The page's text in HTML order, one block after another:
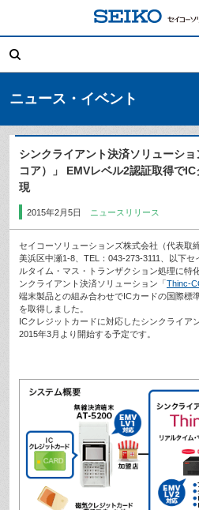
索:
ニュース・イベント
シンクライアント決済ソリューシ
コア）」 EMVレベル2認証取得で
現
2015年2月5日 ニュースリリース
セイコーソリューションズ株式会社（代表取
美浜区中瀬1-8、TEL：043-273-3111、以下
ルタイム・マス・トランザクション処理に特
ンクライアント決済ソリューション「Thinc-
端末製品との組み合わせでICカードの国際標
を取得しました。
ICクレジットカードに対応したシンクライア
2015年3月より開始する予定です。